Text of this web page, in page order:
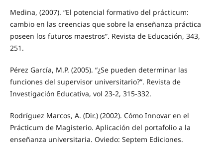
Medina, (2007). “El potencial formativo del prácticum:
cambio en las creencias que sobre la enseñanza práctica
poseen los futuros maestros”. Revista de Educación, 343,
251.
Pérez García, M.P. (2005). “¿Se pueden determinar las
funciones del supervisor universitario?”. Revista de
Investigación Educativa, vol 23-2, 315-332.
Rodríguez Marcos, A. (Dir.) (2002). Cómo Innovar en el
Prácticum de Magisterio. Aplicación del portafolio a la
enseñanza universitaria. Oviedo: Septem Ediciones.